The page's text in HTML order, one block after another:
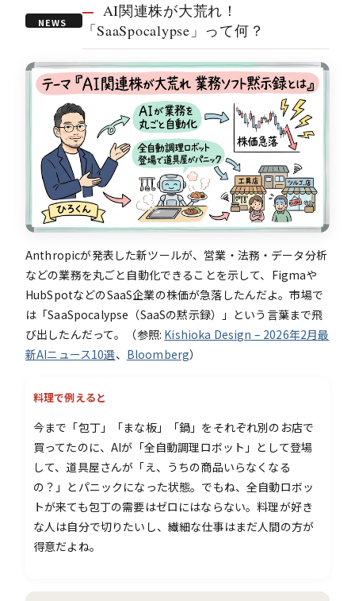
NEWS
05
AI関連株が大荒れ！
「SaaSpocalypse」って何？
Anthropicが発表した新ツールが、営業・法務・データ分析
などの業務を丸ごと自動化できることを示して、Figmaや
HubSpotなどのSaaS企業の株価が急落したんだよ。市場で
は「SaaSpocalypse（SaaSの黙示録）」という言葉まで飛
び出したんだって。（参照: Kishioka Design – 2026年2月最
新AIニュース10選、 Bloomberg）
料理で例えると
今まで「包丁」「まな板」「鍋」をそれぞれ別のお店で
買ってたのに、AIが「全自動調理ロボット」として登場
して、道具屋さんが「え、うちの商品いらなくなる
の？」とパニックになった状態。でもね、全自動ロボッ
トが来ても包丁の需要はゼロにはならない。料理が好き
な人は自分で切りたいし、繊細な仕事はまだ人間の方が
得意だよね。